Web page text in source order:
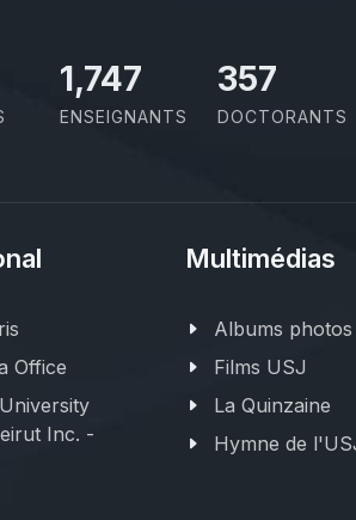
2,086
ENSEIGNANTS
426
DOCTORANTS
Office
Inc. -
Multimédias
Albums photos
Films USJ
La Quinzaine
Hymne de